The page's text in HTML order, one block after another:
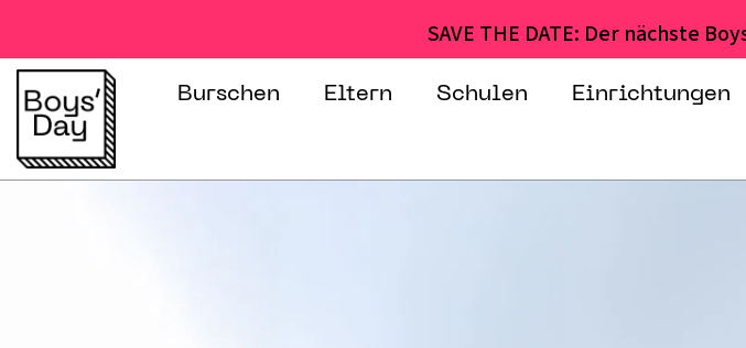
SAVE THE DATE: Der nächste
Burschen Eltern Schulen Einrichtungen